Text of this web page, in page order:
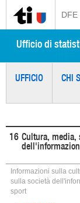
DFE
Ufficio di
UFFICIO CHI
16 Cultura, media,
Informazioni sulla
sulla società
sport